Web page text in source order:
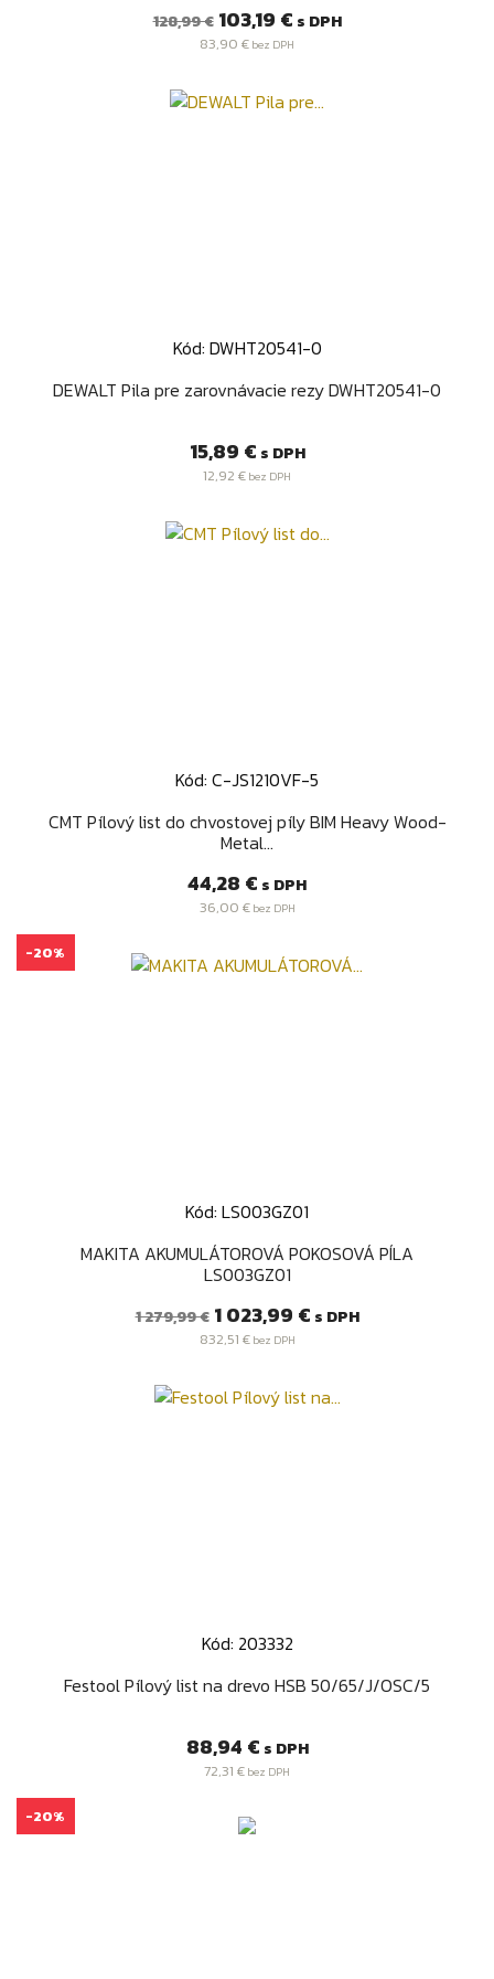
Bežná
128,99 € Cena
103,19 € s DPH
83,90 € bez DPH
Kód: DWHT20541-0
DEWALT Pila pre zarovnávacie rezy DWHT20541-0
Cena
15,89 € s DPH
12,92 € bez DPH
Kód: C-JS1210VF-5
CMT Pílový list do chvostovej píly BIM Heavy Wood-
Metal...
Cena
44,28 € s DPH
36,00 €bez DPH
Kód: LS003GZ01
MAKITA AKUMULÁTOROVÁ POKOSOVÁ PÍLA
LS003GZ01
Bežná
1 279,99 € Cena
1 023,99 € s DPH
832,51 €bez DPH
-20%
Kód: 203332
Festool Pílový list na drevo HSB 50/65/J/OSC/5
Cena
88,94 € s DPH
72,31 € bez DPH
-20%